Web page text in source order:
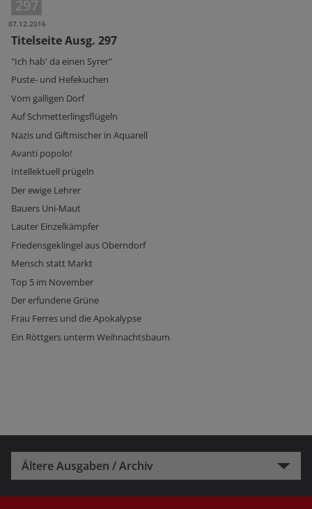
297
07.12.2016
Titelseite Ausg. 297
"Ich hab' da einen Syrer"
Puste- und Hefekuchen
Vom galligen Dorf
Auf Schmetterlingsflügeln
Nazis und Giftmischer in Aquarell
Avanti popolo!
Intellektuell prügeln
Der ewige Lehrer
Bauers Uni-Maut
Lauter Einzelkämpfer
Friedensgeklingel aus Oberndorf
Mensch statt Markt
Top 5 im November
Der erfundene Grüne
Frau Ferres und die Apokalypse
Ein Röttgers unterm Weihnachtsbaum
Ältere Ausgaben / Archiv